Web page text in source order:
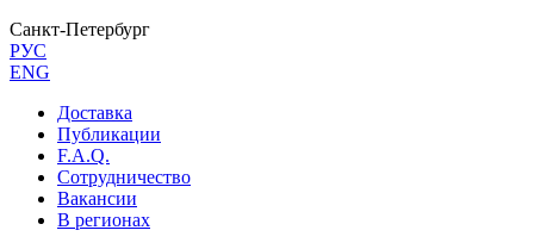
Санкт-Петербург
РУС
ENG
Доставка
Публикации
F.A.Q.
Сотрудничество
Вакансии
В регионах